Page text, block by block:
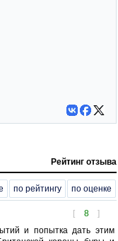
Рейтинг отзыва
по рейтингу по оценке
[ 8 ]
и попытка дать этим